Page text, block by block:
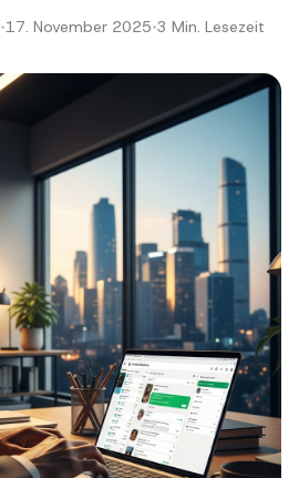
•17. November 2025•3 Min. Lesezeit